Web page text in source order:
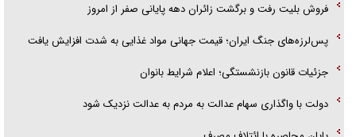
فریاد‌ها و ناله‌های دوستان مبارزدلم را آتش می‌زد
فروش بلیت رفت و برگشت زائران دهه پایانی صفر از امروز
پس‌لرزه‌های جنگ ایران؛ قیمت جهانی مواد غذایی به شدت افزایش یافت
جزئیات قانون بازنشستگی؛ اعلام شرایط بانوان
دولت با واگذاری سهام عدالت به مردم به عدالت نزدیک شود